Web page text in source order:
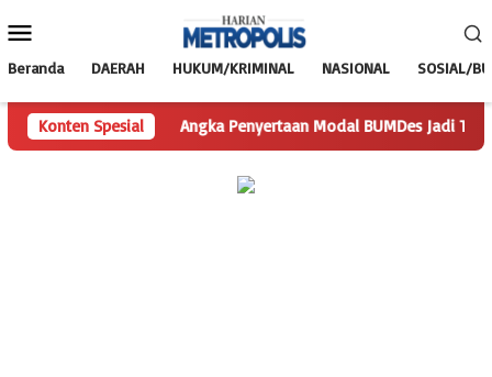
ke
Mobile
Beranda DAERAH HUKUM/KRIMINAL NASIONAL SOSIAL/
Konten SpesialAngka Penyertaan Modal BUMDes Jadi Tanda